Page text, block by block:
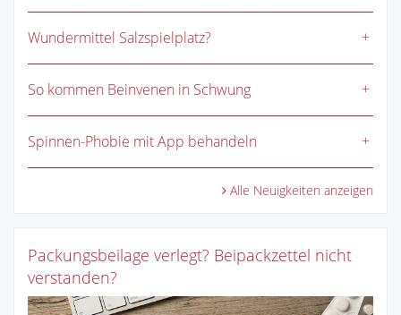
Wundermittel Salzspielplatz?
So kommen Beinvenen in Schwung
Spinnen-Phobie mit App behandeln
Alle Neuigkeiten anzeigen
Packungsbeilage verlegt? Beipackzettel nicht
verstanden?